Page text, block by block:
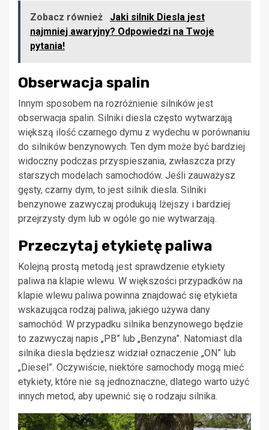
Zobacz również
Jaki silnik Diesla jest
najmniej awaryjny? Odpowiedzi na Twoje
pytania!
Obserwacja spalin
Innym sposobem na rozróżnienie silników jest
obserwacja spalin. Silniki diesla często wytwarzają
większą ilość czarnego dymu z wydechu w porównaniu
do silników benzynowych. Ten dym może być bardziej
widoczny podczas przyspieszania, zwłaszcza przy
starszych modelach samochodów. Jeśli zauważysz
gęsty, czarny dym, to jest silnik diesla. Silniki
benzynowe zazwyczaj produkują lżejszy i bardziej
przejrzysty dym lub w ogóle go nie wytwarzają.
Przeczytaj etykietę paliwa
Kolejną prostą metodą jest sprawdzenie etykiety
paliwa na klapie wlewu. W większości przypadków na
klapie wlewu paliwa powinna znajdować się etykieta
wskazująca rodzaj paliwa, jakiego używa dany
samochód. W przypadku silnika benzynowego będzie
to zazwyczaj napis „PB” lub „Benzyna”. Natomiast dla
silnika diesla będziesz widział oznaczenie „ON” lub
„Diesel”. Oczywiście, niektóre samochody mogą mieć
etykiety, które nie są jednoznaczne, dlatego warto użyć
innych metod, aby upewnić się o rodzaju silnika.